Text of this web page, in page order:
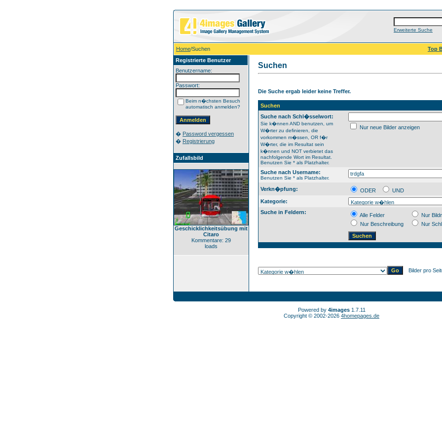
Erweiterte Suche
Home/Suchen Top
Registrierte Benutzer
Benutzername:
Passwort:
Beim n�chsten Besuch
automatisch anmelden?
� Password vergessen
� Registrierung
Zufallsbild
Geschicklichkeitsübung mit
Citaro
Kommentare: 29
loads
Suchen
Die Suche ergab leider keine Treffer.
Suchen
Suche nach Schl�sselwort:
Sie k�nnen AND benutzen, um
W�rter zu definieren, die
vorkommen m�ssen, OR f�r
W�rter, die im Resultat sein
k�nnen und NOT verbietet das
nachfolgende Wort im Resultat.
Benutzen Sie * als Platzhalter.
Nur neue Bilder anzeigen
Suche nach Username:
Benutzen Sie * als Platzhalter.
Verkn�pfung: ODER
UND
Kategorie:
Suche in Feldern:
Alle Felder
Nur
Nur Beschreibung
Nur
Bilder pro
Powered by 4images1.7.11
Copyright © 2002-2026 4homepages.de